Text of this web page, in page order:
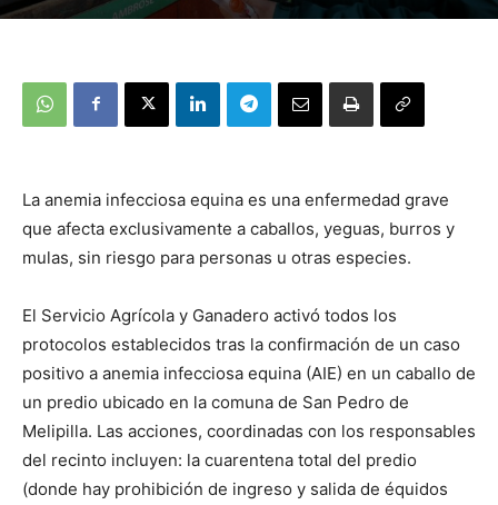
La anemia infecciosa equina es una enfermedad grave
que afecta exclusivamente a caballos, yeguas, burros y
mulas, sin riesgo para personas u otras especies.
El Servicio Agrícola y Ganadero activó todos los
protocolos establecidos tras la confirmación de un caso
positivo a anemia infecciosa equina (AIE) en un caballo de
un predio ubicado en la comuna de San Pedro de
Melipilla. Las acciones, coordinadas con los responsables
del recinto incluyen: la cuarentena total del predio
(donde hay prohibición de ingreso y salida de équidos